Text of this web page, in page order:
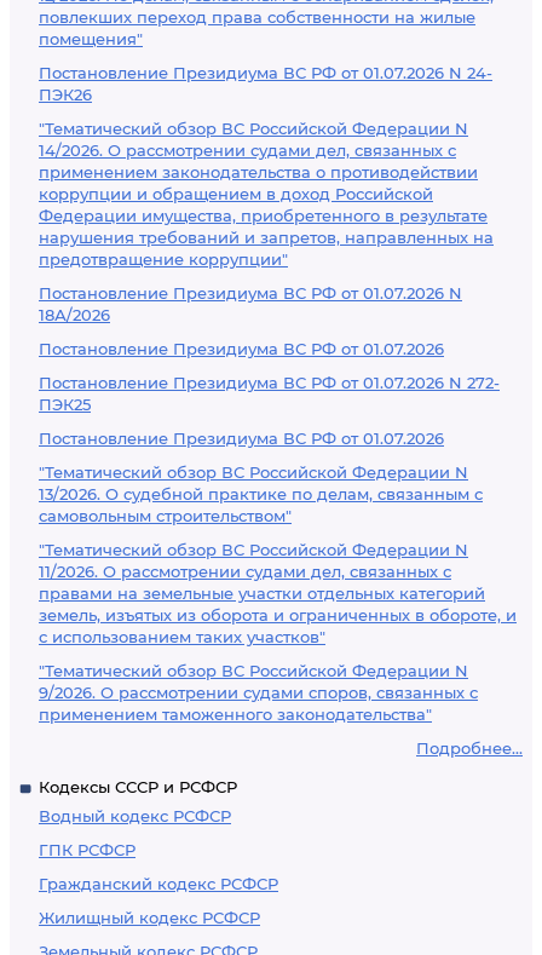
повлекших переход права собственности на жилые
помещения"
Постановление Президиума ВС РФ от 01.07.2026 N 24-
ПЭК26
"Тематический обзор ВС Российской Федерации N
14/2026. О рассмотрении судами дел, связанных с
применением законодательства о противодействии
коррупции и обращением в доход Российской
Федерации имущества, приобретенного в результате
нарушения требований и запретов, направленных на
предотвращение коррупции"
Постановление Президиума ВС РФ от 01.07.2026 N
18А/2026
Постановление Президиума ВС РФ от 01.07.2026
Постановление Президиума ВС РФ от 01.07.2026 N 272-
ПЭК25
Постановление Президиума ВС РФ от 01.07.2026
"Тематический обзор ВС Российской Федерации N
13/2026. О судебной практике по делам, связанным с
самовольным строительством"
"Тематический обзор ВС Российской Федерации N
11/2026. О рассмотрении судами дел, связанных с
правами на земельные участки отдельных категорий
земель, изъятых из оборота и ограниченных в обороте, и
с использованием таких участков"
"Тематический обзор ВС Российской Федерации N
9/2026. О рассмотрении судами споров, связанных с
применением таможенного законодательства"
Подробнее...
Кодексы СССР и РСФСР
Водный кодекс РСФСР
ГПК РСФСР
Гражданский кодекс РСФСР
Жилищный кодекс РСФСР